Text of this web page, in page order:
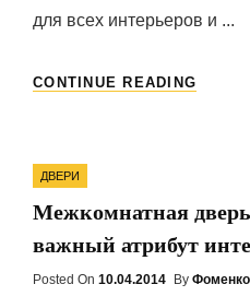
для всех интерьеров и ...
CONTINUE READING
Categories
ДВЕРИ
Межкомнатная
важный атрибут
Posted On Posted
10.04.2014 By